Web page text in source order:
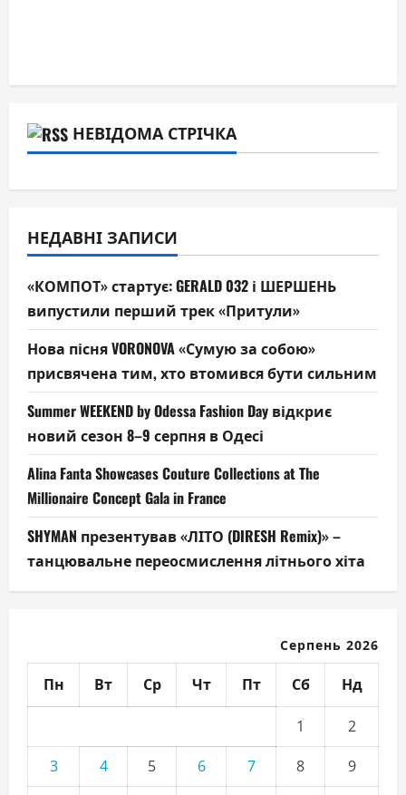
НЕВІДОМА СТРІЧКА
НЕДАВНІ ЗАПИСИ
«КОМПОТ» стартує: GERALD 032 і ШЕРШЕНЬ
випустили перший трек «Притули»
Нова пісня VORONOVA «Сумую за собою»
присвячена тим, хто втомився бути сильним
Summer WEEKEND by Odessa Fashion Day відкриє
новий сезон 8–9 серпня в Одесі
Alina Fanta Showcases Couture Collections at The
Millionaire Concept Gala in France
SHYMAN презентував «ЛІТО (DIRESH Remix)» –
танцювальне переосмислення літнього хіта
Серпень 2026
Пн Вт Ср Чт Пт Сб Нд
1
2
3
4 5 6 7 8
9